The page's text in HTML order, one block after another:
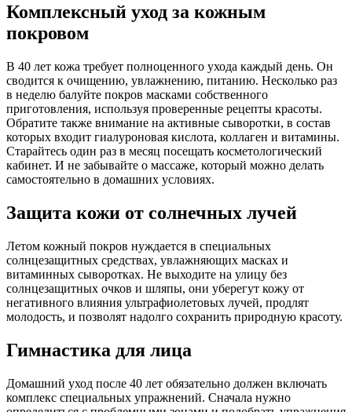
Комплексный уход за кожным
покровом
В 40 лет кожа требует полноценного ухода каждый день. Он
сводится к очищению, увлажнению, питанию. Несколько раз
в неделю балуйте покров масками собственного
приготовления, используя проверенные рецепты красоты.
Обратите также внимание на активные сыворотки, в состав
которых входит гиалуроновая кислота, коллаген и витамины.
Старайтесь один раз в месяц посещать косметологический
кабинет. И не забывайте о массаже, который можно делать
самостоятельно в домашних условиях.
Защита кожи от солнечных лучей
Летом кожный покров нуждается в специальных
солнцезащитных средствах, увлажняющих масках и
витаминных сыворотках. Не выходите на улицу без
солнцезащитных очков и шляпы, они уберегут кожу от
негативного влияния ультрафиолетовых лучей, продлят
молодость, и позволят надолго сохранить природную красоту.
Гимнастика для лица
Домашний уход после 40 лет обязательно должен включать
комплекс специальных упражнений. Сначала нужно